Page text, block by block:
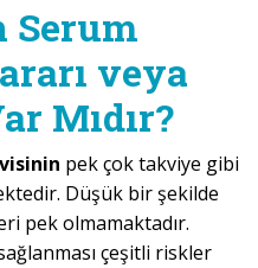
Serum
veya
Mıdır?
pek çok takviye gibi
Düşük bir şekilde
pek olmamaktadır.
çeşitli riskler